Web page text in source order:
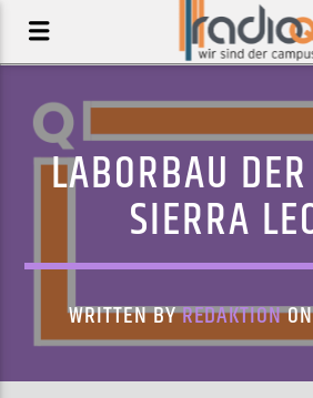
LABORBAU
SIERRA
WRITTEN BYREDAKTION